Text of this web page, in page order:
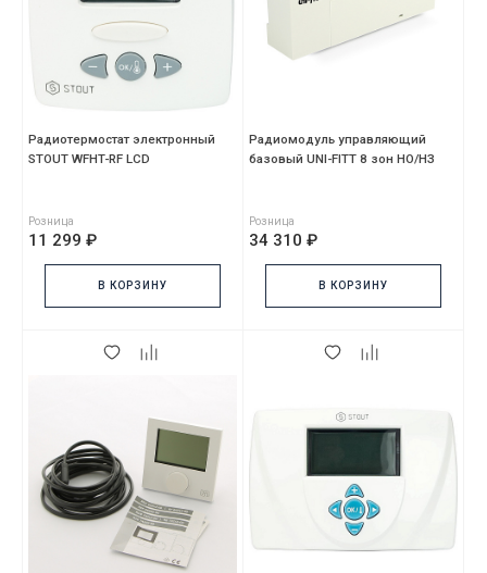
Радиотермостат электронный
STOUT WFHT-RF LCD
Розница
11 299 ₽
В КОРЗИНУ
Радиомодуль управляющий
базовый UNI-FITT 8 зон НО/НЗ
Розница
34 310 ₽
В КОРЗИНУ